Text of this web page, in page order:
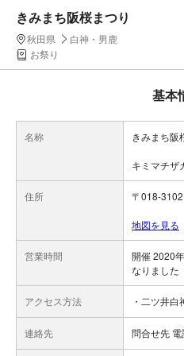
きみまち阪桜まつり
秋田県
白神・男鹿
お祭り
基本
名称 きみまち阪
キミマチザ
住所 〒018-
地図を見る
営業時間
開催 2020
なりました
アクセス方法 ・二ツ井
連絡先 問合せ先